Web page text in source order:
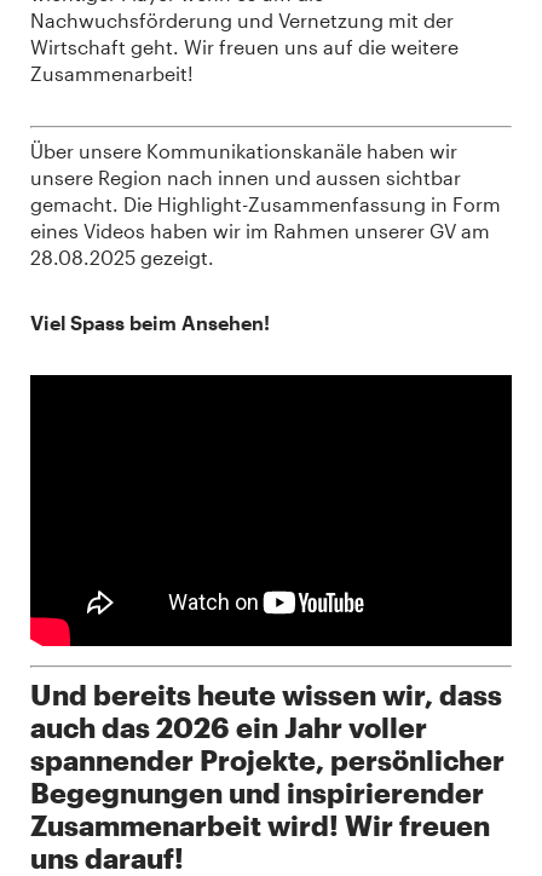
Nachwuchsförderung und Vernetzung mit der
Wirtschaft geht. Wir freuen uns auf die weitere
Zusammenarbeit!
Über unsere Kommunikationskanäle haben wir
unsere Region nach innen und aussen sichtbar
gemacht. Die Highlight-Zusammenfassung in Form
eines Videos haben wir im Rahmen unserer GV am
28.08.2025 gezeigt.
Viel Spass beim Ansehen!
Und bereits heute wissen wir, dass
auch das 2026 ein Jahr voller
spannender Projekte, persönlicher
Begegnungen und inspirierender
Zusammenarbeit wird! Wir freuen
uns darauf!